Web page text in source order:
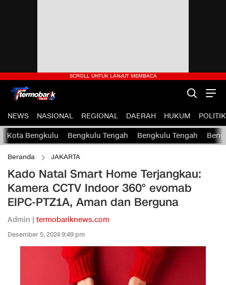
NEWS NASIONAL REGIONAL DAERAH HUKUM POLITIK
Kota Bengkulu Bengkulu Tengah Bengkulu Tengah
Beranda JAKARTA
Kado Natal Smart Home Terjangkau:
Kamera CCTV Indoor 360° evomab
EIPC-PTZ1A, Aman dan Berguna
Admin | termobariknews.com
Desember 5, 2024 9:49 pm